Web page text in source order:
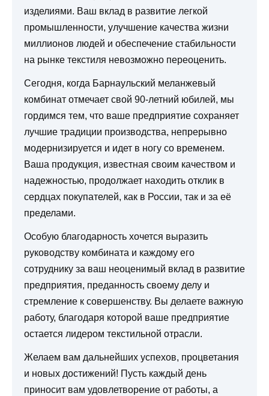
изделиями. Ваш вклад в развитие легкой
промышленности, улучшение качества жизни
миллионов людей и обеспечение стабильности
на рынке текстиля невозможно переоценить.
Сегодня, когда Барнаульский меланжевый
комбинат отмечает свой 90-летний юбилей, мы
гордимся тем, что ваше предприятие сохраняет
лучшие традиции производства, непрерывно
модернизируется и идет в ногу со временем.
Ваша продукция, известная своим качеством и
надежностью, продолжает находить отклик в
сердцах покупателей, как в России, так и за её
пределами.
Особую благодарность хочется выразить
руководству комбината и каждому его
сотруднику за ваш неоценимый вклад в развитие
предприятия, преданность своему делу и
стремление к совершенству. Вы делаете важную
работу, благодаря которой ваше предприятие
остается лидером текстильной отрасли.
Желаем вам дальнейших успехов, процветания
и новых достижений! Пусть каждый день
приносит вам удовлетворение от работы, а